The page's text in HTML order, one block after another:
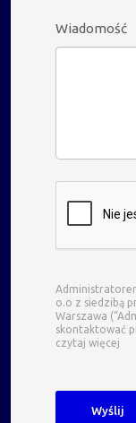
Wiadomość
o.o z siedzibą
Warszawa
skontaktować
czytaj więcej